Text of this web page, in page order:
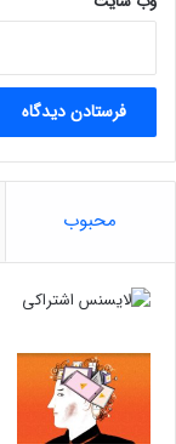
محبوب